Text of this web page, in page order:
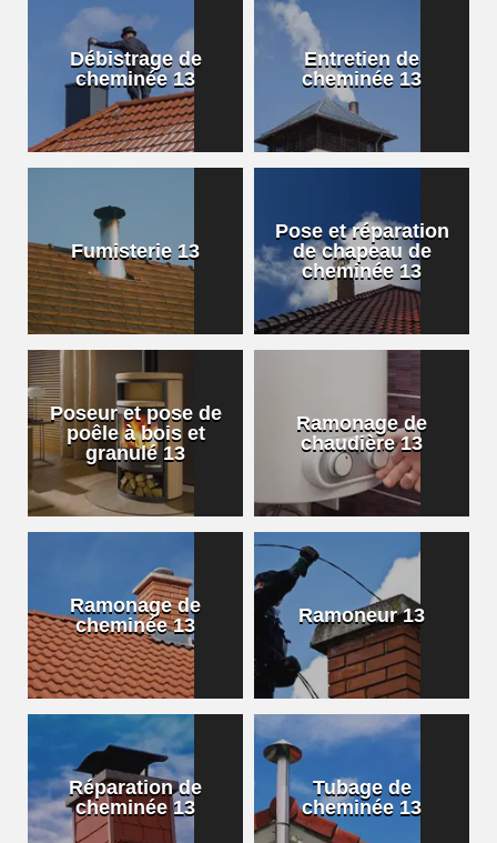
Débistrage de
cheminée 13
Entretien de
cheminée 13
Fumisterie 13
Pose et réparation
de chapeau de
cheminée 13
Poseur et pose de
poêle à bois et
granulé 13
Ramonage de
chaudière 13
Ramonage de
cheminée 13
Ramoneur 13
Réparation de
cheminée 13
Tubage de
cheminée 13